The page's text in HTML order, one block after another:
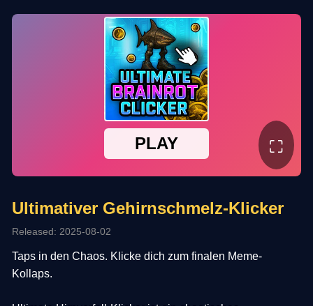
⛶
Ultimativer Gehirnschmelz-Klicker
Released: 2025-08-02
Taps in den Chaos. Klicke dich zum finalen Meme-
Kollaps.